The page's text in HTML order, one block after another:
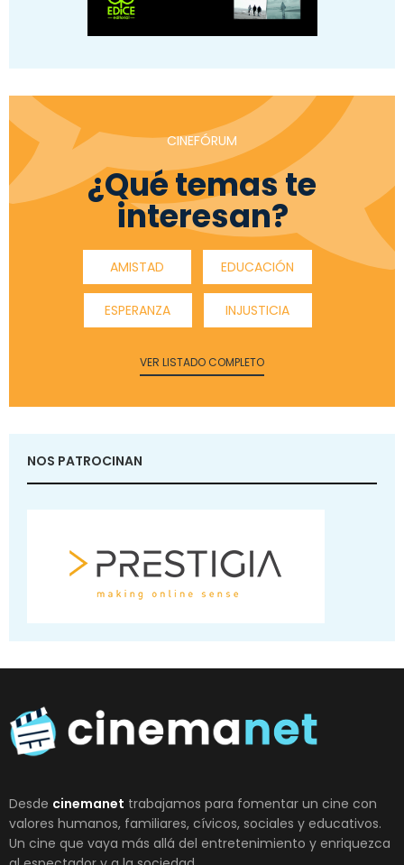
CINEFÓRUM
¿Qué temas te
interesan?
AMISTAD EDUCACIÓN
ESPERANZA INJUSTICIA
VER LISTADO COMPLETO
NOS PATROCINAN
Desde cinemanet trabajamos para fomentar un cine con
valores humanos, familiares, cívicos, sociales y educativos.
Un cine que vaya más allá del entretenimiento y enriquezca